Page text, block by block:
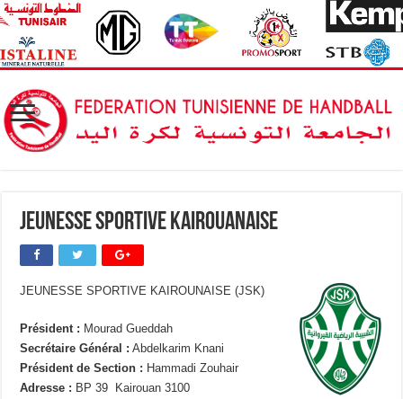
Jeunesse Sportive kairouanaise
JEUNESSE SPORTIVE KAIROUNAISE (JSK)
Président : Mourad Gueddah
Secrétaire Général : Abdelkarim Knani
Président de Section : Hammadi Zouhair
Adresse : BP 39 Kairouan 3100